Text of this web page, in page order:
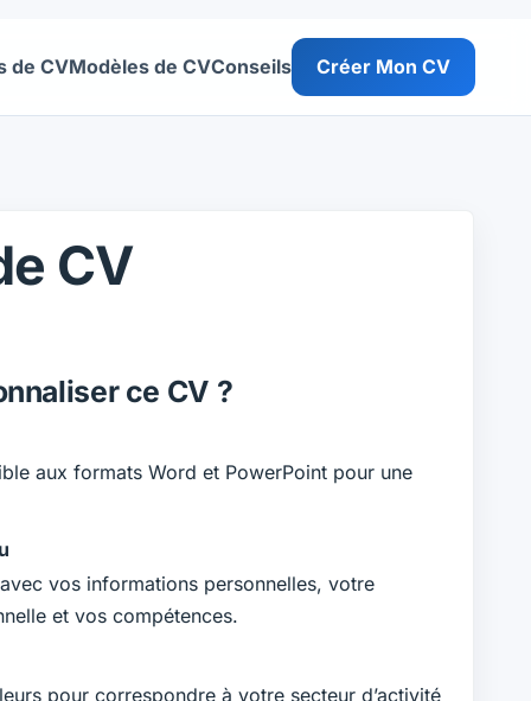
de CVModèles de CVConseils Créer Mon CV
CV
ce CV ?
aux formats Word et PowerPoint pour une
vos informations personnelles, votre
et vos compétences.
pour correspondre à votre secteur d’activité